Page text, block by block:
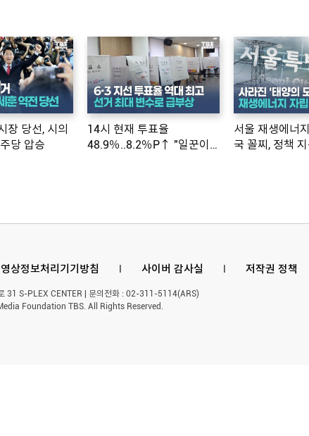
장 당선, 시의
당 압승
14시 현재 투표율
48.9％..8.2％P↑ "일꾼이
서울 재생에너
국 꼴찌, 정책
영상정보처리기기방침 l 사이버 감사실 l 저작권 정책
31 S-PLEX CENTER | 문의전화 : 02-311-5114(ARS)
Foundation TBS. All Rights Reserved.